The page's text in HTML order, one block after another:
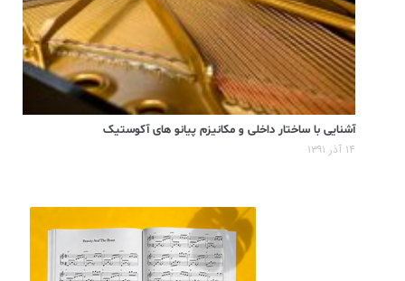
آشنایی با ساختار داخلی و مکانیزم پیانو های آکوستیک
۱۴ آذر ۱۳۹۱